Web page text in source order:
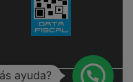
ayuda?